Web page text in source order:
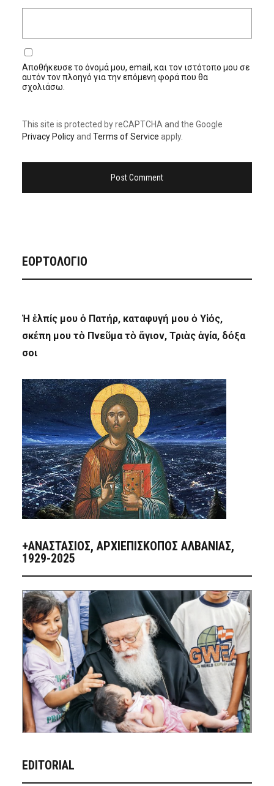
Αποθήκευσε το όνομά μου, email, και τον ιστότοπο μου σε
αυτόν τον πλοηγό για την επόμενη φορά που θα
σχολιάσω.
This site is protected by reCAPTCHA and the Google
Privacy Policyand Terms of Service apply.
ΕΟΡΤΟΛΟΓΙΟ
Ἡ ἐλπίς μου ὁ Πατήρ, καταφυγή μου ὁ Υἱός,
σκέπη μου τὸ Πνεῦμα τὸ ἅγιον, Τριὰς ἁγία, δόξα
σοι
+ΑΝΑΣΤΆΣΙΟΣ, ΑΡΧΙΕΠΊΣΚΟΠΟΣ ΑΛΒΑΝΊΑΣ,
1929-2025
EDITORIAL